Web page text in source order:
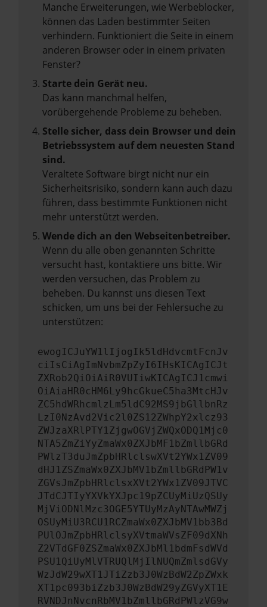
Manche Erweiterungen, wie Werbeblocker,
können das Laden bestimmter Seiten
verhindern. Funktioniert die Seite in einem
anderen Browser oder in einem privaten
Fenster?
Starte dein Gerät neu.
Das kann manchmal helfen,
vorübergehende Probleme zu beheben.
Stelle sicher, dass dein Browser und dein
Betriebssystem auf dem neuesten Stand
sind.
Veraltete Software birgt nicht nur ein
Sicherheitsrisiko, sondern kann auch dazu
führen, dass bestimmte Funktionen nicht
mehr unterstützt werden.
Wende dich an den Webseitenbetreiber.
Wenn du alle oben genannten Schritte
versucht hast, kontaktiere uns bitte. Wir
werden versuchen, das Problem zu
beheben. Du kannst uns diesen Text
schicken, um uns bei der Fehlersuche zu
unterstützen:
ewogICJuYW1lIjogIk5ldHdvcmtFcnJv
ciIsCiAgImNvbmZpZyI6IHsKICAgICJt
ZXRob2QiOiAiR0VUIiwKICAgICJ1cmwi
OiAiaHR0cHM6Ly9hcGkueC5ha3MtcHJv
ZC5hdWRhcmlzLm5ldC92MS9jbGllbnRz
LzI0NzAvd2Vic2l0ZS12ZWhpY2xlcz93
ZWJzaXRlPTY1ZjgwOGVjZWQxODQ1Mjc0
NTA5ZmZiYyZmaWx0ZXJbMF1bZmllbGRd
PWlzT3duJmZpbHRlclswXVt2YWx1ZV09
dHJ1ZSZmaWx0ZXJbMV1bZmllbGRdPW1v
ZGVsJmZpbHRlclsxXVt2YWx1ZV09JTVC
JTdCJTIyYXVkYXJpc19pZCUyMiUzQSUy
MjViODNlMzc3OGE5YTUyMzAyNTAwMWZj
OSUyMiU3RCU1RCZmaWx0ZXJbMV1bb3Bd
PUlOJmZpbHRlclsyXVtmaWVsZF09dXNh
Z2VTdGF0ZSZmaWx0ZXJbMl1bdmFsdWVd
PSU1QiUyMlVTRUQlMjIlNUQmZmlsdGVy
WzJdW29wXT1JTiZzb3J0WzBdW2ZpZWxk
XT1pc093biZzb3J0WzBdW29yZGVyXT1E
RVNDJnNvcnRbMV1bZmllbGRdPWlzVG9w